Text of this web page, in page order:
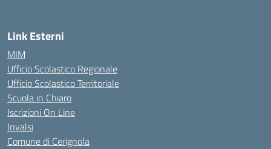
Link Esterni
MIM
Ufficio Scolastico Regionale
Ufficio Scolastico Territoriale
Scuola in Chiaro
Iscrizioni On Line
Invalsi
Comune di Cerignola